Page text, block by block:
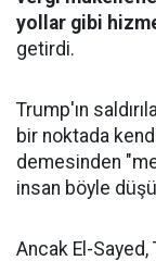
yollar gibi
getirdi.
Trump'ın
bir noktada
demesinden
insan böyle
Ancak El-